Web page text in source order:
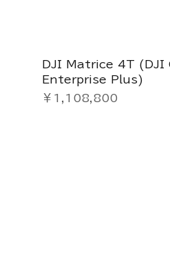
DJI Matrice 4T (DJI
Enterprise Plus)
価格
￥1,108,800